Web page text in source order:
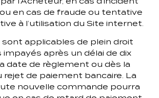
en cas de fraude ou tentative
à l’utilisation du Site internet.
applicables de plein droit
après un délai de dix
date de règlement ou dès la
rejet de paiement bancaire. La
nouvelle commande pourra